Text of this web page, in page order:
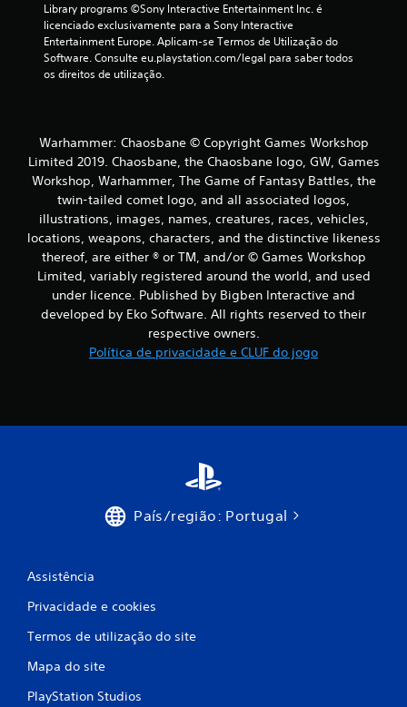
i
n
o
)
c
o
m
b
e
Library programs ©Sony Interactive Entertainment Inc. é
licenciado exclusivamente para a Sony Interactive
Entertainment Europe. Aplicam-se Termos de Utilização do
Software. Consulte eu.playstation.com/legal para saber todos
os direitos de utilização.
Warhammer: Chaosbane © Copyright Games Workshop
Limited 2019. Chaosbane, the Chaosbane logo, GW, Games
Workshop, Warhammer, The Game of Fantasy Battles, the
twin-tailed comet logo, and all associated logos,
illustrations, images, names, creatures, races, vehicles,
locations, weapons, characters, and the distinctive likeness
thereof, are either ® or TM, and/or © Games Workshop
Limited, variably registered around the world, and used
under licence. Published by Bigben Interactive and
developed by Eko Software. All rights reserved to their
respective owners.
Política de privacidade e CLUF do jogo
País/região: Portugal
Assistência
Privacidade e cookies
Termos de utilização do site
Mapa do site
PlayStation Studios